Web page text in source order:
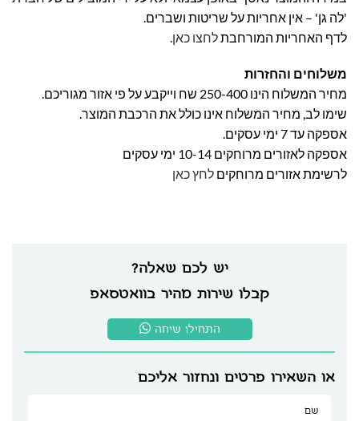
יש לכם שאלה?
קבלו שירות מהיר בוואטסאפ
התחילו שיחה
או השאירו פרטים ונחזור אליכם
'לה גן' – אין אחריות על שריטות ושברים.
לדף האחריות המורחבתלחצו כאן.
משלוחים והחזרות
מחיר המשלוח הינו 250-400 שח וייקבע על פי אזור מגוריכם.
שימו לב, מחיר המשלוח אינו כולל את הרכבת המוצר.
אספקה עד 7 ימי עסקים.
אספקה לאזורים מרוחקים 10-14 ימי עסקים
לרשימת אזורים מרוחקים לחץ כאן